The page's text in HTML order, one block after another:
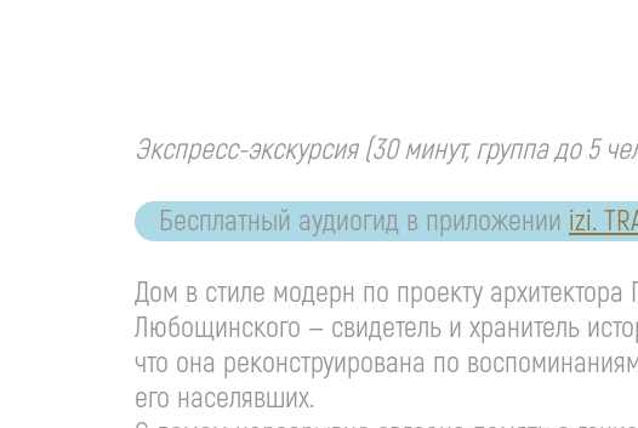
Экспресс-экскурсия(30 минут, группа до 5
Бесплатный аудиогид в приложении izi.
Дом в стиле модерн по проекту
Любощинского — свидетель и хранитель
что она реконструирована по
его населявших.